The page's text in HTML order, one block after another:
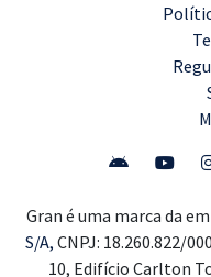
Gran é uma marca da
S/A, CNPJ: 18.260.822/
10, Edifício Carlton